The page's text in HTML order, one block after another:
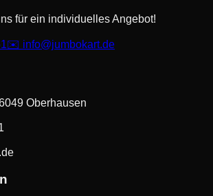
für ein individuelles Angebot!
✉️ info@jumbokart.de
Oberhausen